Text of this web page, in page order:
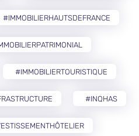
#IMMOBILIERHAUTSDEFRANCE
#IMMOBILIERTOURISTIQUE
#INQHAS